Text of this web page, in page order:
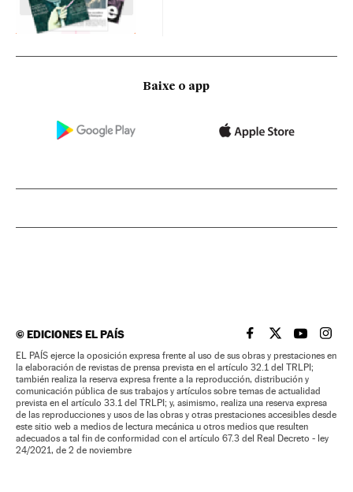
Baixe o app
©EDICIONES EL PAÍS EL PAÍS BRASIL EN
EL PAÍSEL PAÍS
EL
EL PAÍS ejerce la oposición expresa frente al uso de sus obras y prestaciones en
la elaboración de revistas de prensa prevista en el artículo 32.1 del TRLPI;
también realiza la reserva expresa frente a la reproducción, distribución y
comunicación pública de sus trabajos y artículos sobre temas de actualidad
prevista en el artículo 33.1 del TRLPI; y, asimismo, realiza una reserva expresa
de las reproducciones y usos de las obras y otras prestaciones accesibles desde
este sitio web a medios de lectura mecánica u otros medios que resulten
adecuados a tal fin de conformidad con el artículo 67.3 del Real Decreto - ley
24/2021, de 2 de noviembre